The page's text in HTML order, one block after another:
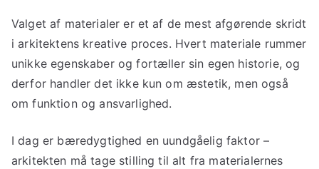
Valget af materialer er et af de mest afgørende skridt
i arkitektens kreative proces. Hvert materiale rummer
unikke egenskaber og fortæller sin egen historie, og
derfor handler det ikke kun om æstetik, men også
om funktion og ansvarlighed.
I dag er bæredygtighed en uundgåelig faktor –
arkitekten må tage stilling til alt fra materialernes